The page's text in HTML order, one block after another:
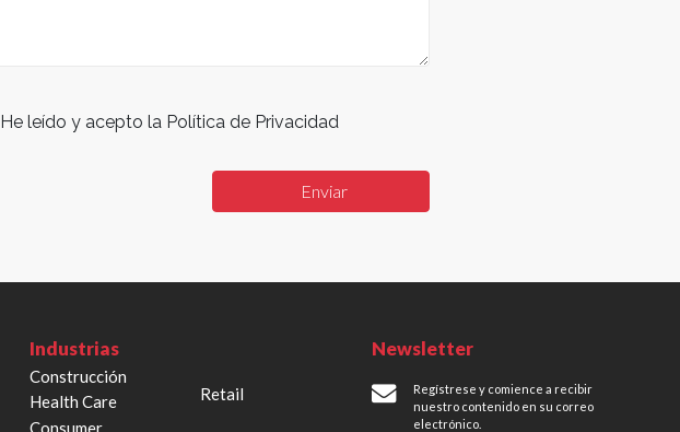
He leído y acepto la Política de Privacidad
Industrias
Construcción
Health Care
Consumer
Retail
Newsletter
Regístrese y comience a recibir
nuestro contenido en su correo
electrónico.